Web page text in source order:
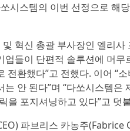
시스템의 이번 선정으로 해
혁신 총괄 부사장인 엘리
업들이 단편적 솔루션에 머
전환했다”고 전했다. 이어 “
안 된다”며 “다쏘시스템
을 포지셔닝하고 있다”고 덧
파브리스 카농주